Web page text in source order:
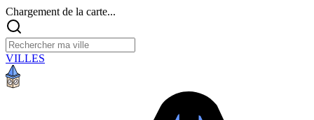
Chargement de la carte...
VILLES